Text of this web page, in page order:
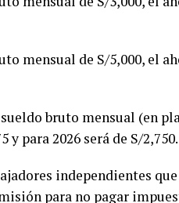
mensual de S/5,000, el
bruto mensual (en
y para 2026 será de S/2,750.
independientes
para no pagar